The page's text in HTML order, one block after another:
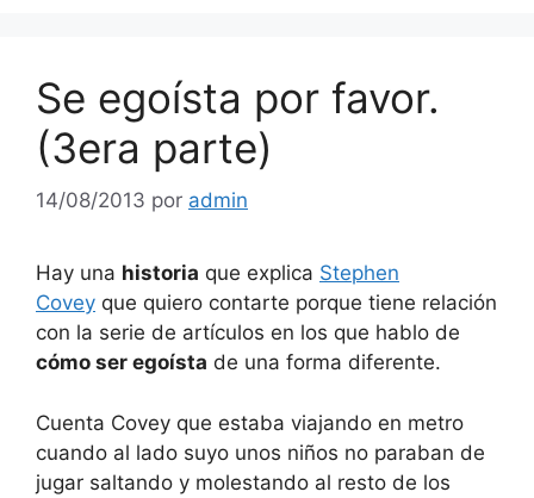
Se egoísta por favor.
(3era parte)
14/08/2013 por admin
Hay una historia que explica Stephen
Covey que quiero contarte porque tiene relación
con la serie de artículos en los que hablo de
cómo ser egoísta de una forma diferente.
Cuenta Covey que estaba viajando en metro
cuando al lado suyo unos niños no paraban de
jugar saltando y molestando al resto de los